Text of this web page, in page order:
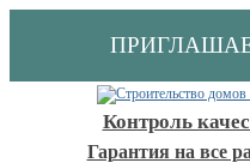
Контроль
Гарантия на все